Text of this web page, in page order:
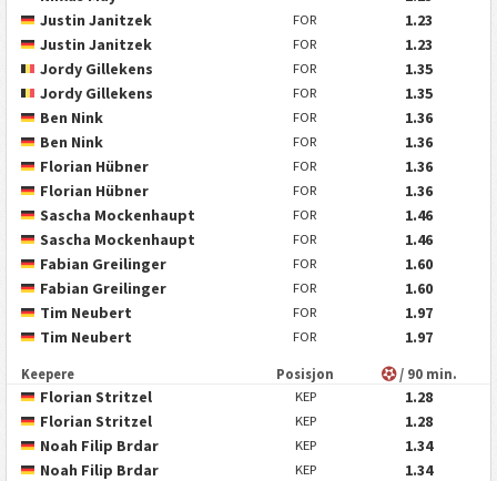
Justin Janitzek
FOR
1.23
Justin Janitzek
FOR
1.23
Jordy Gillekens
FOR
1.35
Jordy Gillekens
FOR
1.35
Ben Nink
FOR
1.36
Ben Nink
FOR
1.36
Florian Hübner
FOR
1.36
Florian Hübner
FOR
1.36
Sascha Mockenhaupt
FOR
1.46
Sascha Mockenhaupt
FOR
1.46
Fabian Greilinger
FOR
1.60
Fabian Greilinger
FOR
1.60
Tim Neubert
FOR
1.97
Tim Neubert
FOR 1.97
Keepere Posisjon / 90 min.
Florian Stritzel KEP
1.28
Florian Stritzel
KEP
1.28
Noah Filip Brdar
KEP
1.34
Noah Filip Brdar
KEP 1.34